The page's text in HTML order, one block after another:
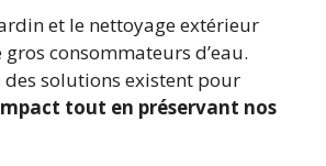
et le nettoyage extérieur
consommateurs d’eau.
des solutions existent pour
tout en préservant nos